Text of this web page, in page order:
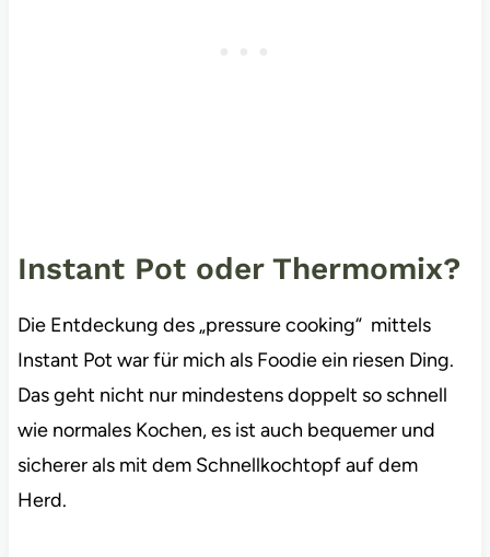
Instant Potoder Thermomix?
Die Entdeckung des „pressure cooking“ mittels
Instant Pot war für mich als Foodie ein riesen Ding.
Das geht nicht nur mindestens doppelt so schnell
wie normales Kochen, es ist auch bequemer und
sicherer als mit dem Schnellkochtopf auf dem
Herd.